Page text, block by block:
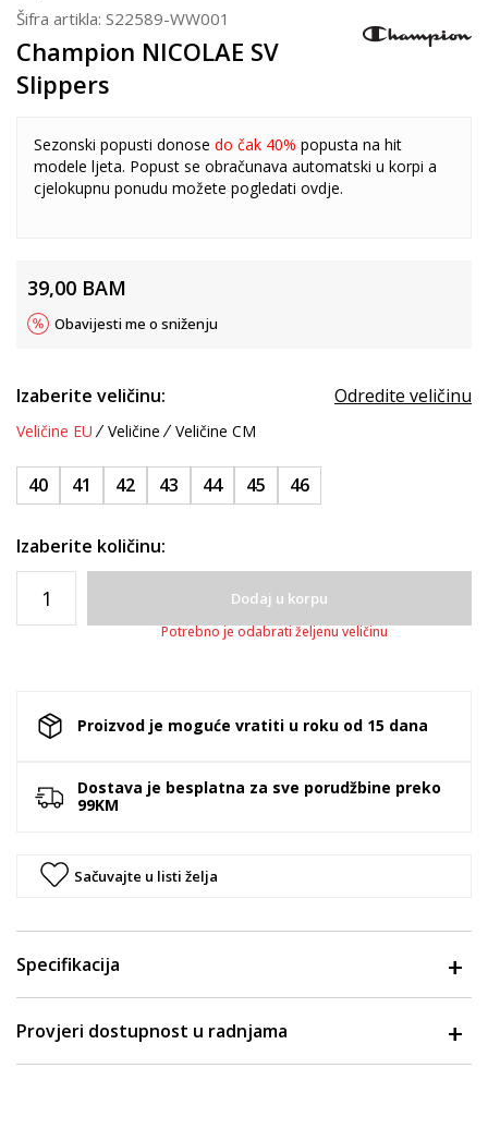
Šifra artikla: S22589-WW001
Champion NICOLAE SV
Slippers
Sezonski popusti donose do čak 40% popusta na hit
modele ljeta. Popust se obračunava automatski u korpi a
cjelokupnu ponudu možete pogledati ovdje.
39,00 BAM
Obavijesti me o sniženju
Izaberite veličinu: Odredite veličinu
Veličine EU Veličine Veličine CM
40 41 42 43 44 45 46
Izaberite količinu:
Dodaj u korpu
Potrebno je odabrati željenu veličinu
Proizvod je moguće vratiti u roku od 15 dana
Dostava je besplatna za sve porudžbine preko
99KM
Sačuvajte u listi želja
Specifikacija
Provjeri dostupnost u radnjama